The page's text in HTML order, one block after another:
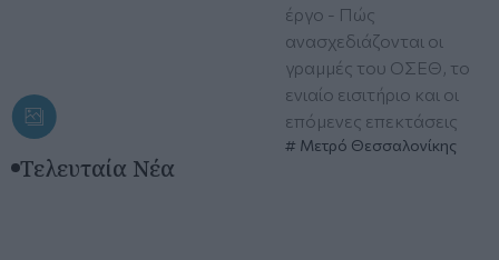
έργο - Πώς
ανασχεδιάζονται οι
γραμμές του ΟΣΕΘ, το
ενιαίο εισιτήριο και οι
επόμενες επεκτάσεις
Μετρό Θεσσαλονίκης
Τελευταία Νέα